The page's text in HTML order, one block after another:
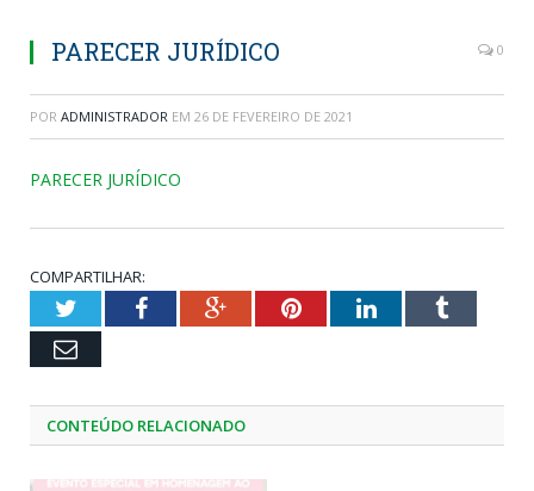
PARECER JURÍDICO 0
POR ADMINISTRADOR EM 26 DE FEVEREIRO DE 2021
PARECER JURÍDICO
COMPARTILHAR:
TwitterFacebookGoogle+PinterestLinkedInTumblr
Email
CONTEÚDO RELACIONADO